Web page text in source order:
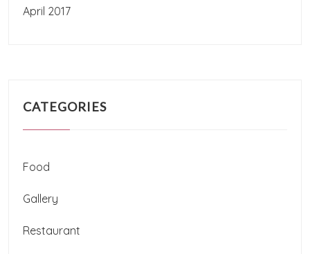
April 2017
CATEGORIES
Food
Gallery
Restaurant